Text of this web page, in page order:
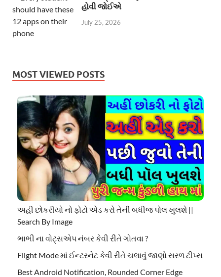
હોવી જોઈએ
July 25, 2026
MOST VIEWED POSTS
અહી છોકરીયો નો ફોટો એડ કરો તેની બધીજ પોલ ખુલશે ||
Search By Image
ભાભી ના વોટ્સએપ નંબર કેવી રીતે ગોતવા ?
Flight Mode માં ઈન્ટરનેટ કેવી રીતે ચલાવું જાણો સરળ ટીપ્સ
Best Android Notification, Rounded Corner Edge